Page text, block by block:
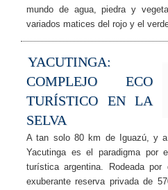
mundo de agua, piedra y
variados matices del rojo y el
YACUTINGA:
COMPLEJO ECO
TURÍSTICO EN LA
SELVA
A tan solo 80 km de Iguazú, y
Yacutinga es el paradigma por
turística argentina. Rodeada
exuberante reserva privada de